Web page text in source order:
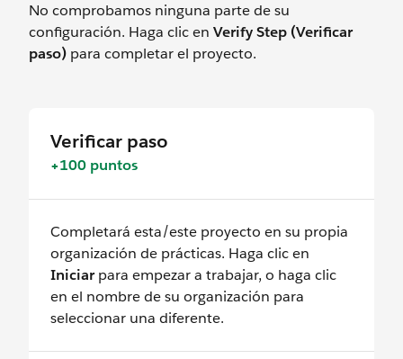
No comprobamos ninguna parte de su
configuración. Haga clic en Verify Step (Verificar
paso) para completar el proyecto.
Verificar paso
+100 puntos
Completará esta/este proyecto en su propia
organización de prácticas. Haga clic en
Iniciarpara empezar a trabajar, o haga clic
en el nombre de su organización para
seleccionar una diferente.